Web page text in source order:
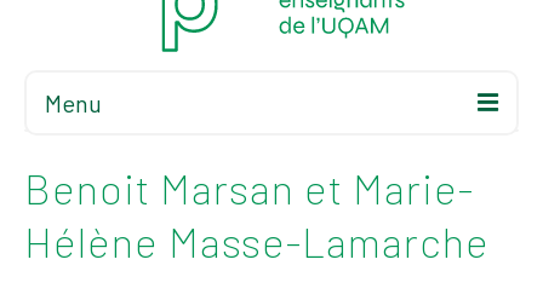
Menu
Résultat des
Benoit Marsan et Marie-
Hélène Masse-Lamarche